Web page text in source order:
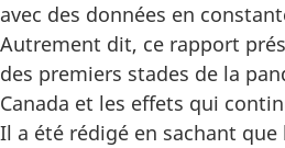
avec des données en
Autrement dit, ce rapport
des premiers stades de la
Canada et les effets qui
Il a été rédigé en sachant